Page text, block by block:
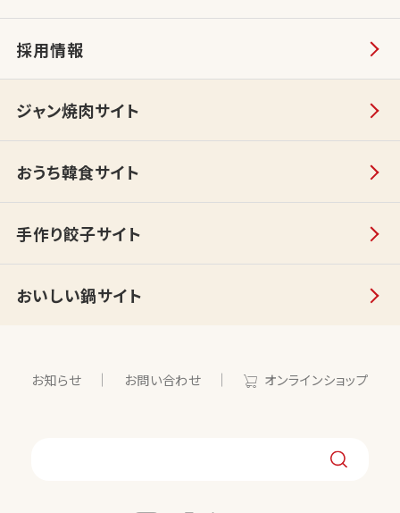
採用情報
ジャン焼肉サイト
おうち韓食サイト
手作り餃子サイト
おいしい鍋サイト
お知らせ お問い合わせ オンラインショップ